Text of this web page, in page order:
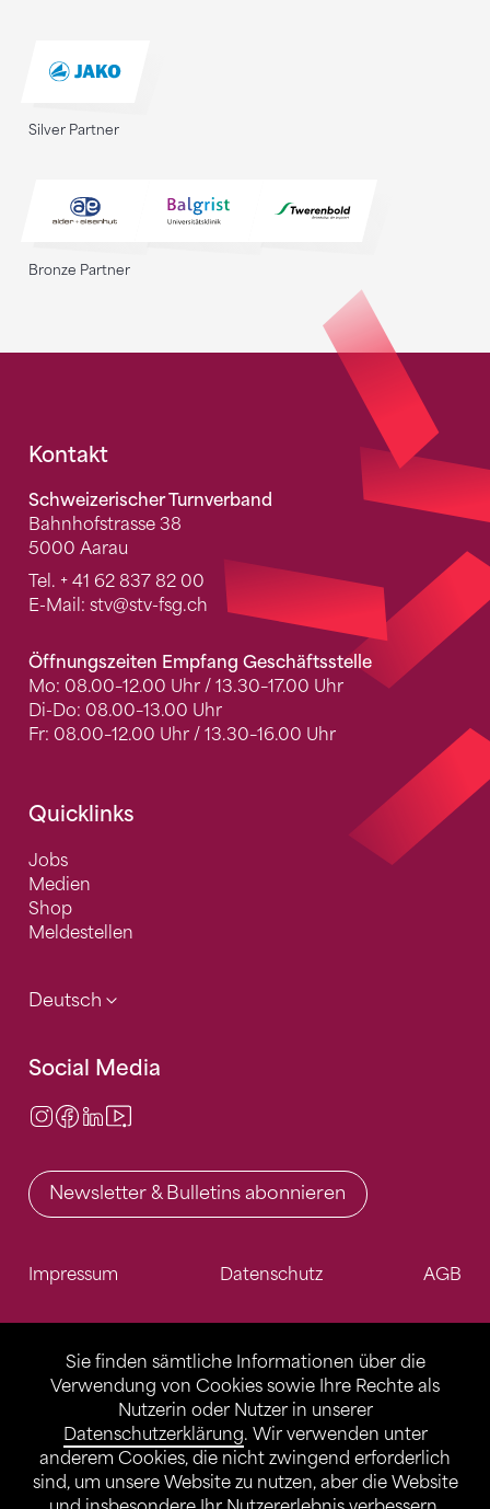
Sie finden sämtliche Informationen über die
Verwendung von Cookies sowie Ihre Rechte als
Nutzerin oder Nutzer in unserer
Datenschutzerklärung. Wir verwenden unter
anderem Cookies, die nicht zwingend erforderlich
sind, um unsere Website zu nutzen, aber die Website
Silver Partner
Bronze Partner
Fusszeile
Kontakt
Schweizerischer Turnverband
Bahnhofstrasse 38
5000 Aarau
Tel. + 41 62 837 82 00
E-Mail: stv@stv-fsg.ch
Öffnungszeiten Empfang Geschäftsstelle
Mo: 08.00–12.00 Uhr / 13.30–17.00 Uhr
Di-Do: 08.00–13.00 Uhr
Fr: 08.00–12.00 Uhr / 13.30–16.00 Uhr
Quicklinks
Jobs
Medien
Shop
Meldestellen
Deutsch
Social Media
Instagram
Facebook
LinkedIn
Newsletter & Bulletins abonnieren
Impressum Datenschutz AGB